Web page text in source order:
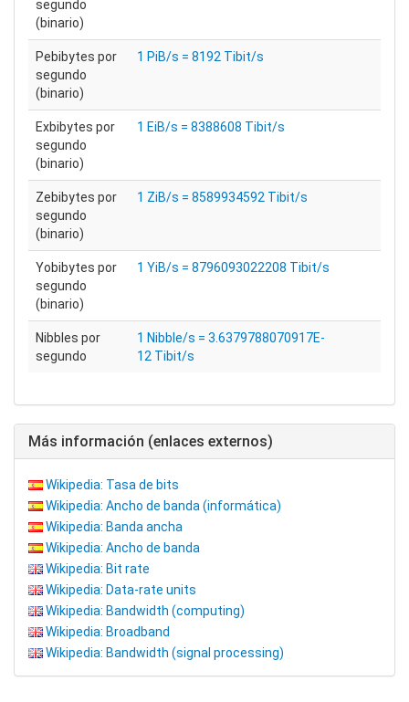
segundo
(binario)
Pebibytes por
segundo
(binario)
1 PiB/s = 8192 Tibit/s
Exbibytes por
segundo
(binario)
1 EiB/s = 8388608 Tibit/s
Zebibytes por
segundo
(binario)
1 ZiB/s = 8589934592 Tibit/s
Yobibytes por
segundo
(binario)
1 YiB/s = 8796093022208 Tibit/s
Nibbles por
segundo
1 Nibble/s = 3.6379788070917E-
12 Tibit/s
Más información (enlaces externos)
Wikipedia: Tasa de bits
Wikipedia: Ancho de banda (informática)
Wikipedia: Banda ancha
Wikipedia: Ancho de banda
Wikipedia: Bit rate
Wikipedia: Data-rate units
Wikipedia: Bandwidth (computing)
Wikipedia: Broadband
Wikipedia: Bandwidth (signal processing)